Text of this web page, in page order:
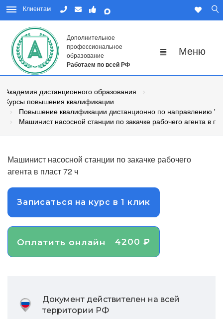
Клиентам
Дополнительное
профессиональное
образование
Работаем по всей РФ
Академия дистанционного образования
Курсы повышения квалификации
Повышение квалификации дистанционно по направлению
Машинист насосной станции по закачке рабочего агента в
Машинист насосной станции по закачке рабочего
агента в пласт 72 ч
Записаться на курс в 1 клик
Оплатить онлайн 4200 ₽
Документ действителен на всей
территории РФ